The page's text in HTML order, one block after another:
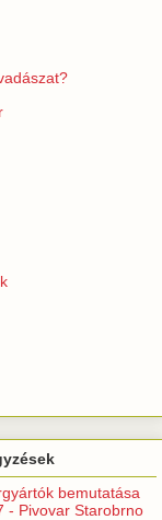
bemutatása
- Pivovar Starobrno